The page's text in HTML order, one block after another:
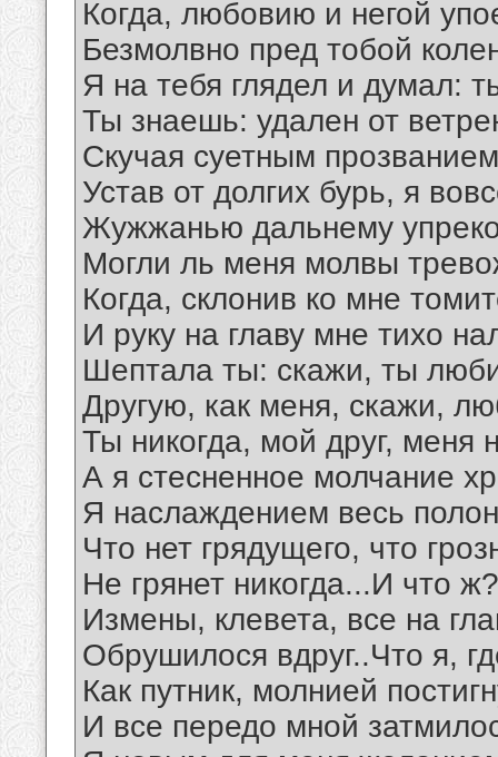
Когда, любовию и негой
Безмолвно пред тобой
Я на тебя глядел и думал:
Ты знаешь: удален от
Скучая суетным
Устав от долгих бурь, я
Жужжанью дальнему
Могли ль меня молвы
Когда, склонив ко мне
И руку на главу мне тихо
Шептала ты: скажи, ты
Другую, как меня, скажи,
Ты никогда, мой друг, меня
А я стесненное молчание
Я наслаждением весь
Что нет грядущего, что
Не грянет никогда...И что
Измены, клевета, все на
Обрушилося вдруг..Что я,
Как путник, молнией
И все передо мной